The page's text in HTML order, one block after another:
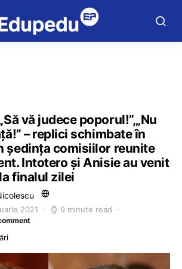
vă judece poporul!”,„Nu
– replici schimbate în
ședința comisiilor reunite
Intotero și Anisie au venit
finalul zilei
2021 9 minute read